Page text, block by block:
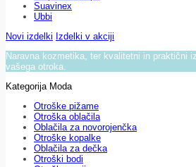
Suavinex
Ubbi
Novi izdelki Izdelki v akciji
Naravna kozmetika, ter kvalitetni in praktični
vašega otroka.
Kategorija Moda
Otroške pižame
Otroška oblačila
Oblačila za novorojenčka
Otroške kopalke
Oblačila za dečka
Otroški bodi